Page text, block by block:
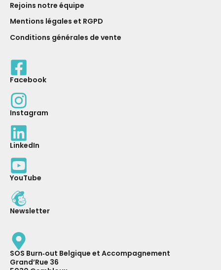
Rejoins notre équipe
Mentions légales et RGPD
Conditions générales de vente
Facebook
Instagram
LinkedIn
YouTube
Newsletter
SOS Burn‑out Belgique et Accompagnement
Grand’Rue 36